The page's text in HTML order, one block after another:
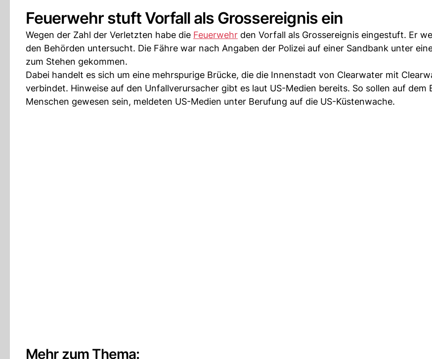
Feuerwehr stuft Vorfall als Grossereignis ein
Wegen der Zahl der Verletzten habe die Feuerwehr den Vorfall als Grossereignis eingestuft. Er
den Behörden untersucht. Die Fähre war nach Angaben der Polizei auf einer Sandbank unter
zum Stehen gekommen.
Dabei handelt es sich um eine mehrspurige Brücke, die die Innenstadt von Clearwater mit
verbindet. Hinweise auf den Unfallverursacher gibt es laut US-Medien bereits. So sollen auf dem
Menschen gewesen sein, meldeten US-Medien unter Berufung auf die US-Küstenwache.
Mehr zum Thema: